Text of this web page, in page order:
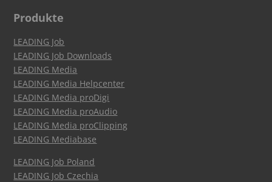
Produkte
LEADING Job
LEADING Job Downloads
LEADING Media
LEADING Media Helpcenter
LEADING Media proDigi
LEADING Media proAudio
LEADING Media proClipping
LEADING Mediabase
LEADING Job Poland
LEADING Job Czechia